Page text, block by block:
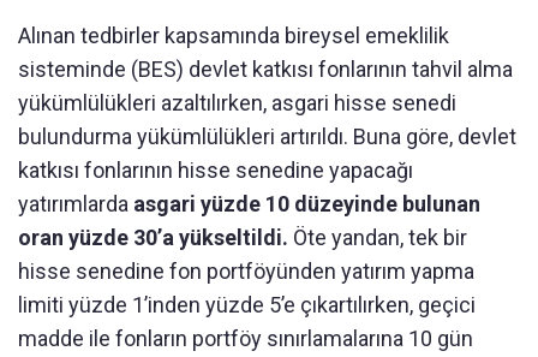
Alınan tedbirler kapsamında bireysel emeklilik
sisteminde (BES) devlet katkısı fonlarının tahvil alma
yükümlülükleri azaltılırken, asgari hisse senedi
bulundurma yükümlülükleri artırıldı. Buna göre, devlet
katkısı fonlarının hisse senedine yapacağı
yatırımlarda asgari yüzde 10 düzeyinde bulunan
oran yüzde 30’a yükseltildi. Öte yandan, tek bir
hisse senedine fon portföyünden yatırım yapma
limiti yüzde 1’inden yüzde 5’e çıkartılırken, geçici
madde ile fonların portföy sınırlamalarına 10 gün